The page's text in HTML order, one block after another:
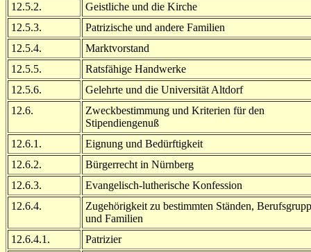
12.5.2.
Geistliche und die Kirche
12.5.3.
Patrizische und andere Familien
12.5.4.
Marktvorstand
12.5.5.
Ratsfähige Handwerke
12.5.6.
Gelehrte und die Universität Altdorf
12.6.
Zweckbestimmung und Kriterien für den
Stipendiengenuß
12.6.1.
Eignung und Bedürftigkeit
12.6.2.
Bürgerrecht in Nürnberg
12.6.3.
Evangelisch-lutherische Konfession
12.6.4.
Zugehörigkeit zu bestimmten Ständen,
und Familien
12.6.4.1.
Patrizier